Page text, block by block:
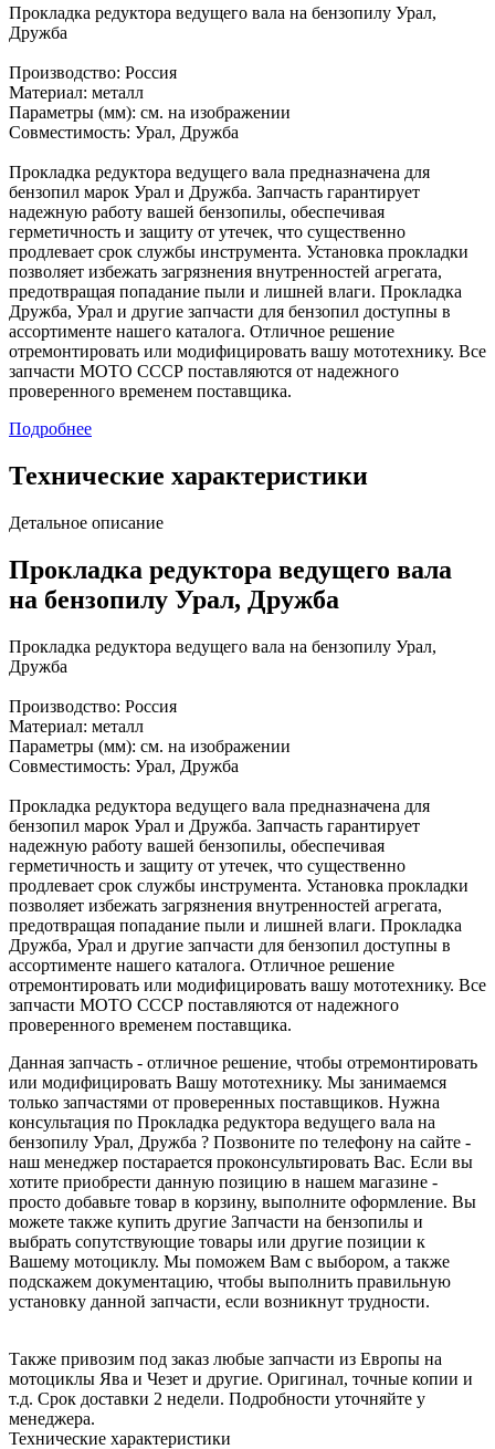
Прокладка редуктора ведущего вала на бензопилу Урал,
Дружба
Производство: Россия
Материал: металл
Параметры (мм): см. на изображении
Совместимость: Урал, Дружба
Прокладка редуктора ведущего вала предназначена для
бензопил марок Урал и Дружба. Запчасть гарантирует
надежную работу вашей бензопилы, обеспечивая
герметичность и защиту от утечек, что существенно
продлевает срок службы инструмента. Установка прокладки
позволяет избежать загрязнения внутренностей агрегата,
предотвращая попадание пыли и лишней влаги. Прокладка
Дружба, Урал и другие запчасти для бензопил доступны в
ассортименте нашего каталога. Отличное решение
отремонтировать или модифицировать вашу мототехнику. Все
запчасти МОТО СССР поставляются от надежного
проверенного временем поставщика.
Подробнее
Технические характеристики
Детальное описание
Прокладка редуктора ведущего вала
на бензопилу Урал, Дружба
Прокладка редуктора ведущего вала на бензопилу Урал,
Дружба
Производство: Россия
Материал: металл
Параметры (мм): см. на изображении
Совместимость: Урал, Дружба
Прокладка редуктора ведущего вала предназначена для
бензопил марок Урал и Дружба. Запчасть гарантирует
надежную работу вашей бензопилы, обеспечивая
герметичность и защиту от утечек, что существенно
продлевает срок службы инструмента. Установка прокладки
позволяет избежать загрязнения внутренностей агрегата,
предотвращая попадание пыли и лишней влаги. Прокладка
Дружба, Урал и другие запчасти для бензопил доступны в
ассортименте нашего каталога. Отличное решение
отремонтировать или модифицировать вашу мототехнику. Все
запчасти МОТО СССР поставляются от надежного
проверенного временем поставщика.
Данная запчасть - отличное решение, чтобы отремонтировать
или модифицировать Вашу мототехнику. Мы занимаемся
только запчастями от проверенных поставщиков. Нужна
консультация по Прокладка редуктора ведущего вала на
бензопилу Урал, Дружба ? Позвоните по телефону на сайте -
наш менеджер постарается проконсультировать Вас. Если вы
хотите приобрести данную позицию в нашем магазине -
просто добавьте товар в корзину, выполните оформление. Вы
можете также купить другие Запчасти на бензопилы и
выбрать сопутствующие товары или другие позиции к
Вашему мотоциклу. Мы поможем Вам с выбором, а также
подскажем документацию, чтобы выполнить правильную
установку данной запчасти, если возникнут трудности.
Также привозим под заказ любые запчасти из Европы на
мотоциклы Ява и Чезет и другие. Оригинал, точные копии и
т.д. Срок доставки 2 недели. Подробности уточняйте у
менеджера.
Технические характеристики